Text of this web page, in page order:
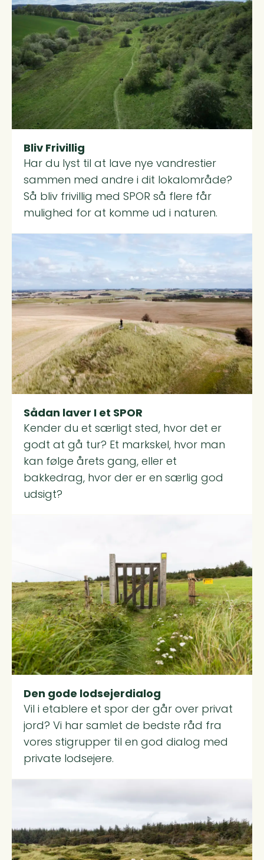
Bliv Frivillig
Har du lyst til at lave nye vandrestier
sammen med andre i dit lokalområde?
Så bliv frivillig med SPOR så flere får
mulighed for at komme ud i naturen.
Read more about Sådan laver I et SPOR
Sådan laver I et SPOR
Kender du et særligt sted, hvor det er
godt at gå tur? Et markskel, hvor man
kan følge årets gang, eller et
bakkedrag, hvor der er en særlig god
udsigt?
Den gode lodsejerdialog
Vil i etablere et spor der går over privat
jord? Vi har samlet de bedste råd fra
vores stigrupper til en god dialog med
private lodsejere.